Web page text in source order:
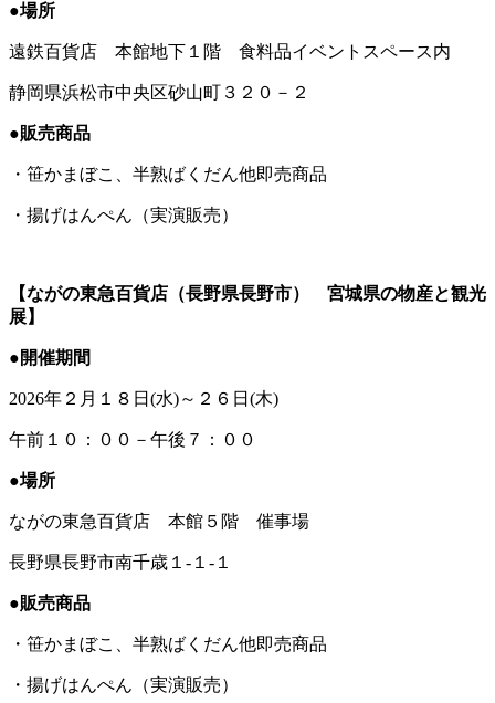
●場所
遠鉄百貨店 本館地下１階 食料品イベントスペース内
静岡県浜松市中央区砂山町３２０－２
●販売商品
・笹かまぼこ、半熟ばくだん他即売商品
・揚げはんぺん（実演販売）
【ながの東急百貨店（長野県長野市） 宮城県の物産と観光
展】
●開催期間
2026年２月１８日(水)～２６日(木)
午前１０：００－午後７：００
●場所
ながの東急百貨店 本館５階 催事場
長野県長野市南千歳１-１-１
●販売商品
・笹かまぼこ、半熟ばくだん他即売商品
・揚げはんぺん（実演販売）